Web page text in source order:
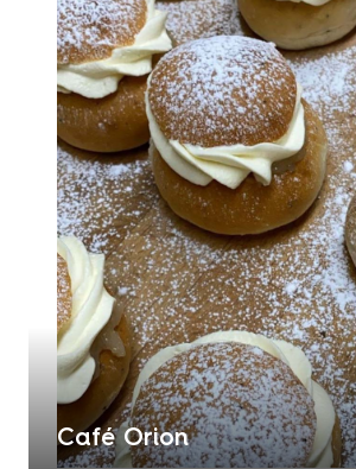
Café Orion